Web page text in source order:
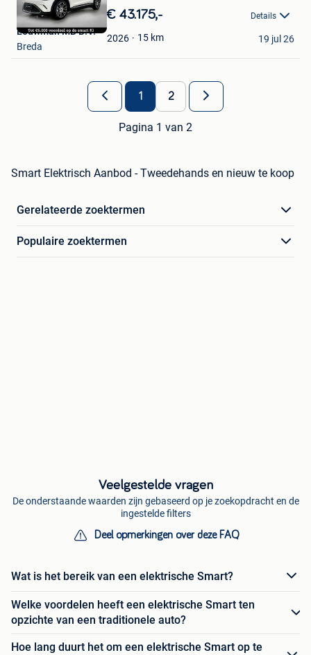
in
Mijn
Favorieten
€ 43.175,- Details
2026 15 km
Louwman MB B.V.
Breda
19 jul 26
1 2
Pagina 1 van 2
Smart Elektrisch Aanbod - Tweedehands en nieuw te koop
Gerelateerde zoektermen
Populaire zoektermen
Veelgestelde vragen
De onderstaande waarden zijn gebaseerd op je zoekopdracht en de
ingestelde filters
Deel opmerkingen over deze FAQ
Wat is het bereik van een elektrische Smart?
Welke voordelen heeft een elektrische Smart ten
opzichte van een traditionele auto?
Hoe lang duurt het om een elektrische Smart op te